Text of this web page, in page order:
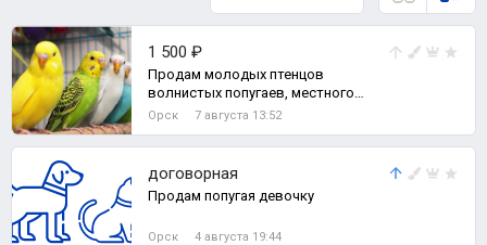
1 500 ₽
Продам молодых птенцов
волнистых попугаев, местного
разведения.
Орск 7 августа 13:52
договорная
Продам попугая девочку
Орск 4 августа 19:44